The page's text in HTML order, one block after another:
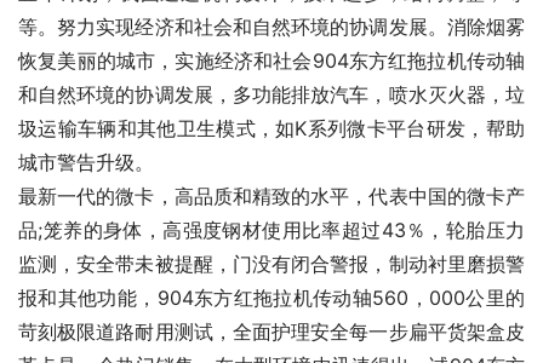
等。努力实现经济和社会和自然环境的协调发展。消除烟雾
恢复美丽的城市，实施经济和社会904东方红拖拉机传动轴
和自然环境的协调发展，多功能排放汽车，喷水灭火器，垃
圾运输车辆和其他卫生模式，如K系列微卡平台研发，帮助
城市警告升级。
最新一代的微卡，高品质和精致的水平，代表中国的微卡产
品;笼养的身体，高强度钢材使用比率超过43％，轮胎压力
监测，安全带未被提醒，门没有闭合警报，制动衬里磨损警
报和其他功能，904东方红拖拉机传动轴560，000公里的
苛刻极限道路耐用测试，全面护理安全每一步扁平货架盒皮